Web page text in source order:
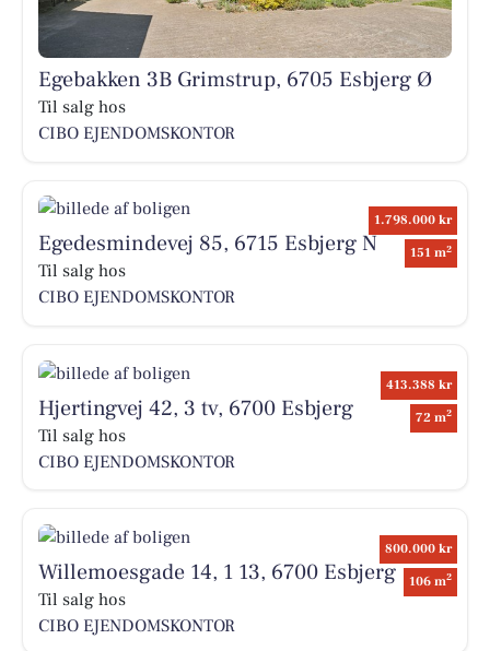
Egebakken 3B Grimstrup, 6705 Esbjerg Ø
Til salg hos
CIBO EJENDOMSKONTOR
1.798.000 kr
151 m2
Egedesmindevej 85, 6715 Esbjerg N
Til salg hos
CIBO EJENDOMSKONTOR
413.388 kr
72 m2
Hjertingvej 42, 3 tv, 6700 Esbjerg
Til salg hos
CIBO EJENDOMSKONTOR
800.000 kr
106 m2
Willemoesgade 14, 1 13, 6700 Esbjerg
Til salg hos
CIBO EJENDOMSKONTOR